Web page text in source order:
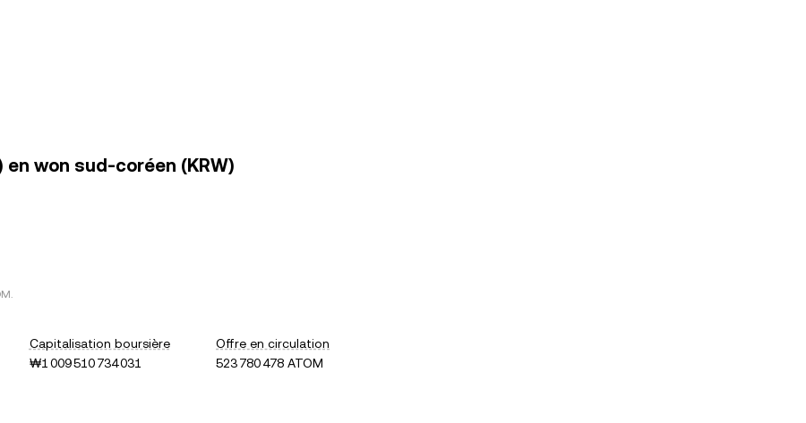
won sud-coréen (KRW)
.
Capitalisation boursière
₩1 009 510 734 031
Offre en circulation
523 780 478 ATOM